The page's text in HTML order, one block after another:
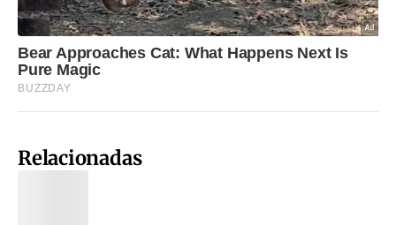
Relacionadas